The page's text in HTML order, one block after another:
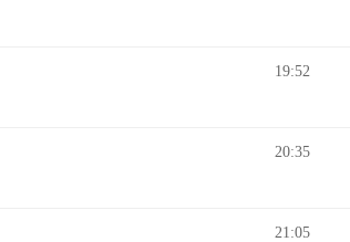
19:52
20:35
21:05